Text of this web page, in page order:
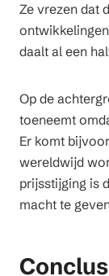
Ze vrezen dat
daalt al een
Op de
toeneemt
Er komt
wereldwijd
prijsstijging is
macht te